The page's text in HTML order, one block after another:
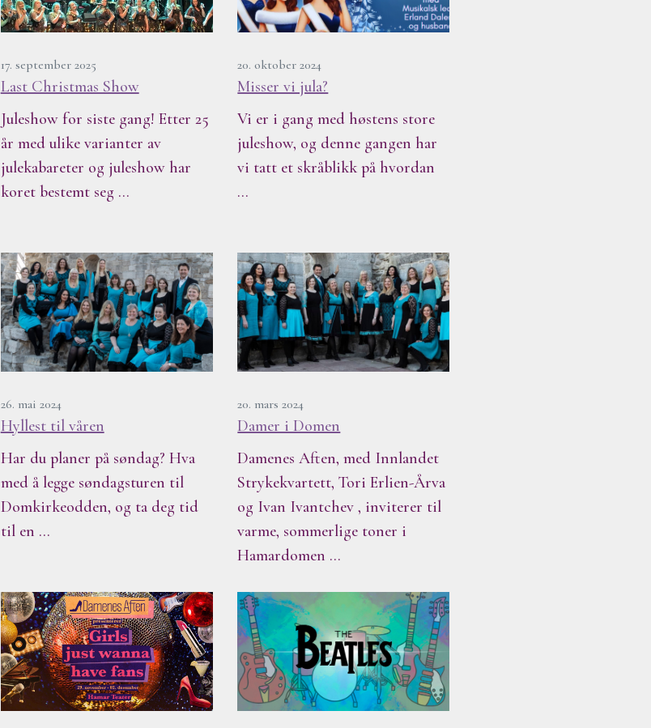
17. september 2025
Last Christmas Show
Juleshow for siste gang! Etter 25
år med ulike varianter av
julekabareter og juleshow har
koret bestemt seg …
20. oktober 2024
Misser vi jula?
Vi er i gang med høstens store
juleshow, og denne gangen har
vi tatt et skråblikk på hvordan
…
26. mai 2024
Hyllest til våren
Har du planer på søndag? Hva
med å legge søndagsturen til
Domkirkeodden, og ta deg tid
til en …
20. mars 2024
Damer i Domen
Damenes Aften, med Innlandet
Strykekvartett, Tori Erlien-Årva
og Ivan Ivantchev , inviterer til
varme, sommerlige toner i
Hamardomen …